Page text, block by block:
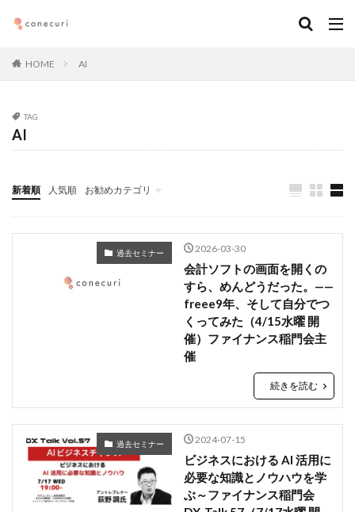
HOME AI
TAG
AI
新着順 人気順 お勧めカテゴリ
Seminars
執筆記事
メンバー
ダウンロード
ニュース
過去セミナー 2026-03-30
会計ソフトの画面を開くの
すら、めんどうだった。——
freee9年、そして自分でつ
くってみた（4/15水曜 開
催）ファイナンス稲門会主
催
続きを読む
過去セミナー 2024-07-15
ビジネスにおける AI 活用に
必要な知識とノウハウを学
ぶ～ファイナンス稲門会
タグ
オンライン
経営
デジタルマーケティング
法務コンプライアンス
仕事術 働き方・キャリア
メディア取材
デザイン
ブランディング
ファイナンス
事業創造・イノベーション
地方創生
クリエイティブ 高橋龍征
検索